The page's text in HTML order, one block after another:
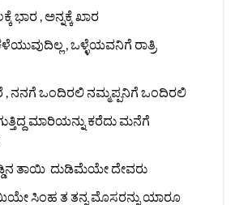
ಭಾರ , ಅನ್ನಕ್ಕೆ ಖಾರ
, ಒಳ್ಳೆಯವನಿಗೆ ರಾತ್ರಿ
, ನನಗೆ ಒಂದಿರಲಿ ನಮ್ಮಪ್ಪನಿಗೆ ಒಂದಿರಲಿ
ಮಾರಿಯನ್ನು ಕರೆದು ಮನೆಗೆ
ತಾಯಿ ದುಡಿಮೆಯೇ ದೇವರು
ಸಿಂಹ ತ ತನ್ನ ಮೊಸರನ್ನು ಯಾರೂ